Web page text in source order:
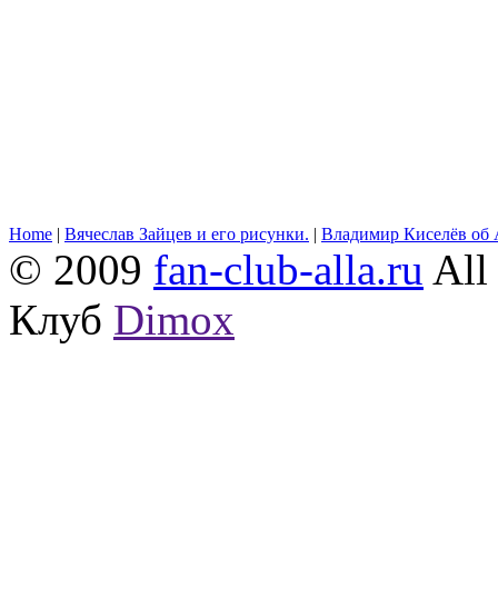
Home | Вячеслав Зайцев и его рисунки. | Владимир Киселёв об
© 2009 fan-club-alla.ru All
Клуб Dimox